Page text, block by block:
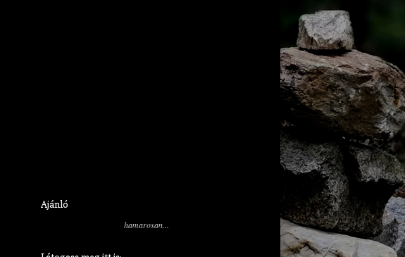
Ajánló
hamarosan...